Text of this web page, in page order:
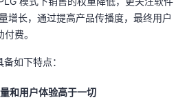
增长，通过提高产品传播度，最终用户
费。
备如下特点：
和用户体验高于一切